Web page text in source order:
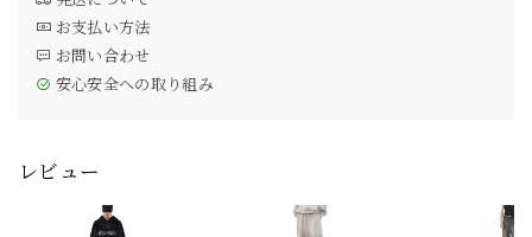
お支払い方法
お問い合わせ
安心安全への取り組み
レビュー